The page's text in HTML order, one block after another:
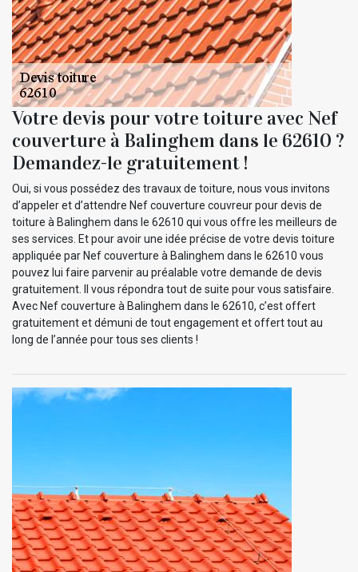
Votre devis pour votre toiture avec Nef
couverture à Balinghem dans le 62610 ?
Demandez-le gratuitement !
Oui, si vous possédez des travaux de toiture, nous vous invitons
d’appeler et d’attendre Nef couverture couvreur pour devis de
toiture à Balinghem dans le 62610 qui vous offre les meilleurs de
ses services. Et pour avoir une idée précise de votre devis toiture
appliquée par Nef couverture à Balinghem dans le 62610 vous
pouvez lui faire parvenir au préalable votre demande de devis
gratuitement. Il vous répondra tout de suite pour vous satisfaire.
Avec Nef couverture à Balinghem dans le 62610, c’est offert
gratuitement et démuni de tout engagement et offert tout au
long de l’année pour tous ses clients !